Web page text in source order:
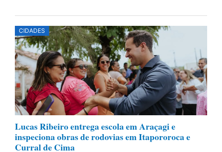
CIDADES
Lucas Ribeiro entrega escola em Araçagi e
inspeciona obras de rodovias em Itapororoca e
Curral de Cima